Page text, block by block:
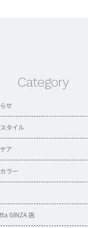
Category
せ
タイル
ア
ラー
GINZA 店